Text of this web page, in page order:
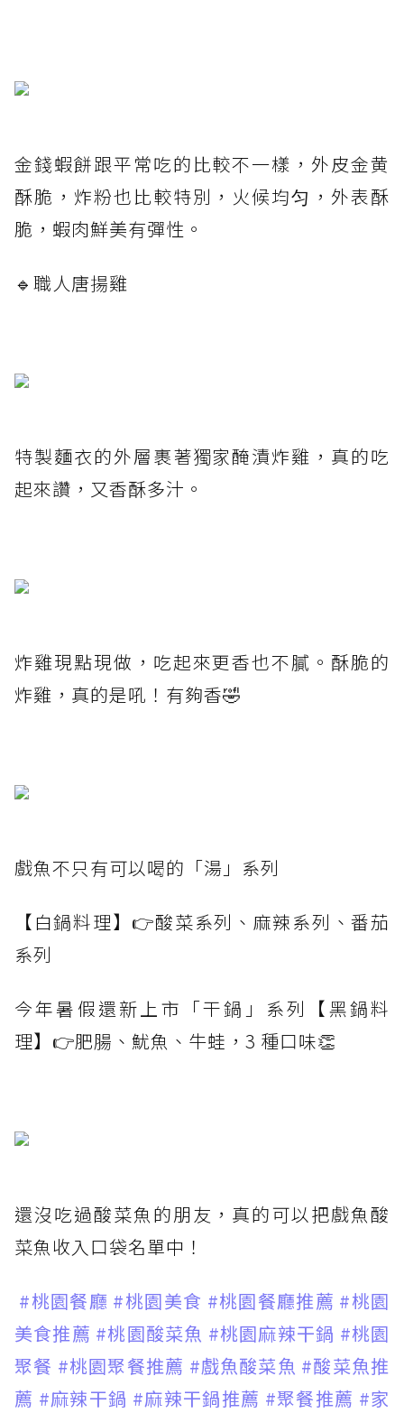
金錢蝦餅跟平常吃的比較不一樣，外皮金黄
酥脆，炸粉也比較特別，火候均匀，外表酥
脆，蝦肉鮮美有彈性。
🔹職人唐揚雞
特製麵衣的外層裹著獨家醃漬炸雞，真的吃
起來讚，又香酥多汁。
炸雞現點現做，吃起來更香也不膩。酥脆的
炸雞，真的是吼！有夠香🤣
戲魚不只有可以喝的「湯」系列
【白鍋料理】👉酸菜系列、麻辣系列、番茄
系列
今年暑假還新上市「干鍋」系列【黑鍋料
理】👉肥腸、魷魚、牛蛙，3 種口味👏
還沒吃過酸菜魚的朋友，真的可以把戲魚酸
菜魚收入口袋名單中！
#桃園餐廳 #桃園美食 #桃園餐廳推薦 #桃園
美食推薦 #桃園酸菜魚 #桃園麻辣干鍋 #桃園
聚餐 #桃園聚餐推薦 #戲魚酸菜魚 #酸菜魚推
薦 #麻辣干鍋 #麻辣干鍋推薦 #聚餐推薦 #家